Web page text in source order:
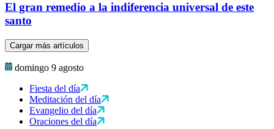
El gran remedio a la indiferencia universal de este
santo
Cargar más artículos
domingo 9 agosto
Fiesta del día
Meditación del día
Evangelio del día
Oraciones del día